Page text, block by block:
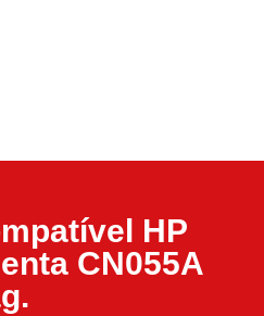
HP
CN055A